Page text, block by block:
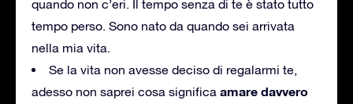
quando non c’eri. Il tempo senza di te è stato tutto
tempo perso. Sono nato da quando sei arrivata
nella mia vita.
Se la vita non avesse deciso di regalarmi te,
adesso non saprei cosa significa amare davvero